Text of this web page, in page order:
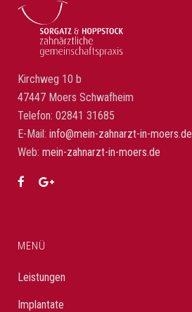
Kirchweg 10 b
47447 Moers Schwafheim
Telefon: 02841 31685
E-Mail: info@mein-zahnarzt-in-moers.de
Web: mein-zahnarzt-in-moers.de
MENÜ
Leistungen
Implantate